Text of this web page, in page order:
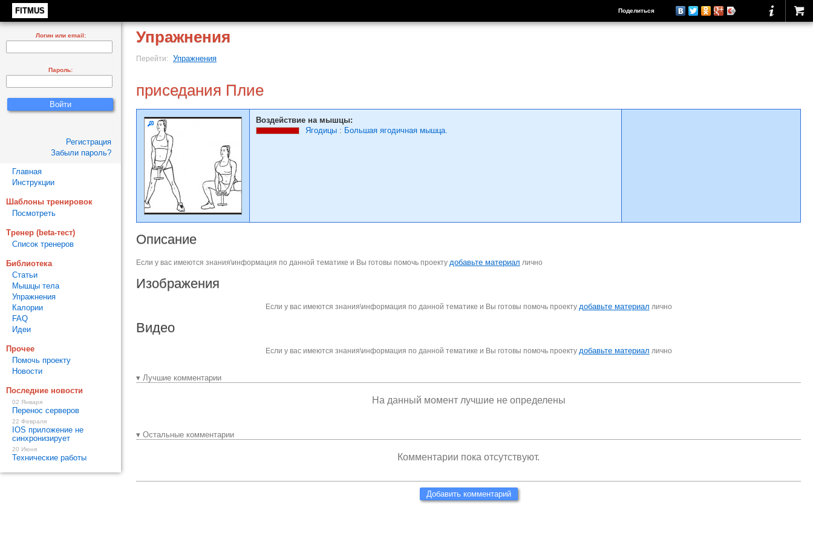
FITMUS Поделиться
Упражнения
Перейти: Упражнения
приседания Плие
Воздействие на мышцы:
Ягодицы : Большая ягодичная мышца.
Описание
Если у вас имеются знания\информация по данной тематике и Вы готовы помочь проекту добавьте материал лично
Изображения
Если у вас имеются знания\информация по данной тематике и Вы готовы помочь проекту добавьте материал лично
Видео
Если у вас имеются знания\информация по данной тематике и Вы готовы помочь проекту добавьте материал лично
▾ Лучшие комментарии
На данный момент лучшие не определены
▾ Остальные комментарии
Комментарии пока отсутствуют.
Добавить комментарий
Логин или email:
Пароль:
Регистрация
Забыли пароль?
Главная
Инструкции
Шаблоны тренировок
Посмотреть
Тренер (beta-тест)
Список тренеров
Библиотека
Статьи
Мышцы тела
Упражнения
Калории
FAQ
Идеи
Прочее
Помочь проекту
Новости
Последние новости
02 Января
Перенос серверов
22 Февраля
IOS приложение не
синхронизирует
20 Июня
Технические работы